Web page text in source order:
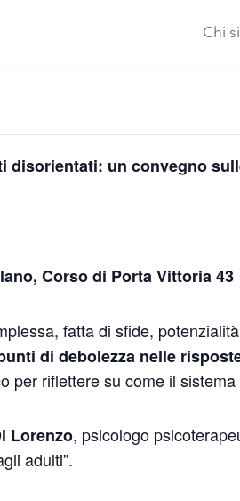
Chi
disorientati: un convegno
Corso di Porta Vittoria 43
fatta di sfide,
di debolezza nelle
per riflettere su come il
Lorenzo, psicologo
adulti”.